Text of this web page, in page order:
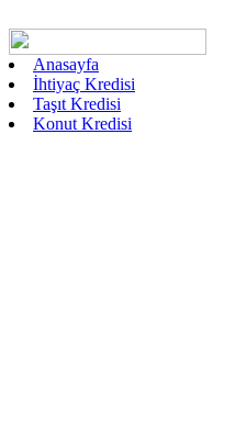
Anasayfa
İhtiyaç Kredisi
Taşıt Kredisi
Konut Kredisi